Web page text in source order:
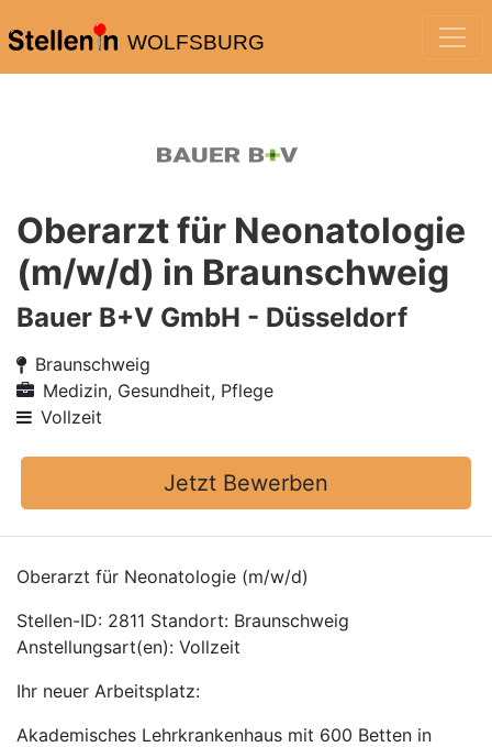
WOLFSBURG
Oberarzt für Neonatologie
(m/w/d) in Braunschweig
Bauer B+V GmbH - Düsseldorf
Braunschweig
Medizin, Gesundheit, Pflege
Vollzeit
Jetzt Bewerben
Oberarzt für Neonatologie (m/w/d)
Stellen-ID: 2811 Standort: Braunschweig
Anstellungsart(en): Vollzeit
Ihr neuer Arbeitsplatz:
Akademisches Lehrkrankenhaus mit 600 Betten in